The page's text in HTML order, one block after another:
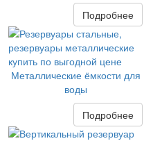
Подробнее
Металлические ёмкости для
воды
Подробнее